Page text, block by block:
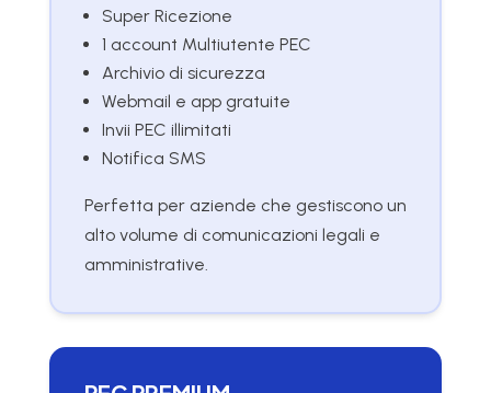
Super Ricezione
1 account Multiutente PEC
Archivio di sicurezza
Webmail e app gratuite
Invii PEC illimitati
Notifica SMS
Perfetta per aziende che gestiscono un
alto volume di comunicazioni legali e
amministrative.